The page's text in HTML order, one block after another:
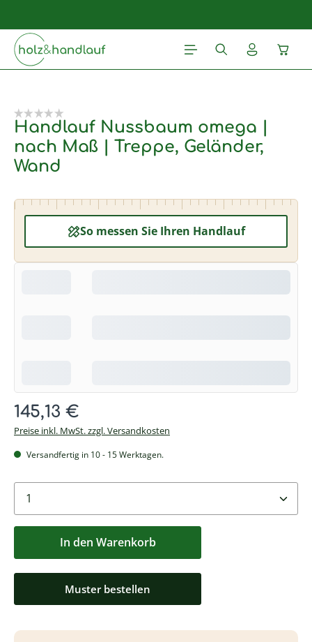
Handlauf Nussbaum omega |
nach Maß | Treppe, Geländer,
Wand
So messen Sie Ihren Handlauf
Regulärer Preis:
145,13 €
Preise inkl. MwSt. zzgl. Versandkosten
Versandfertig in 10 - 15 Werktagen.
Produkt Anzahl: Geben sie den gewünschten
In den Warenkorb
Muster bestellen